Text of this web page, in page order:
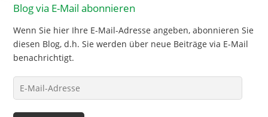
Blog via E-Mail abonnieren
Wenn Sie hier Ihre E-Mail-Adresse angeben, abonnieren Sie
diesen Blog, d.h. Sie werden über neue Beiträge via E-Mail
benachrichtigt.
E-
Mail-
Adresse